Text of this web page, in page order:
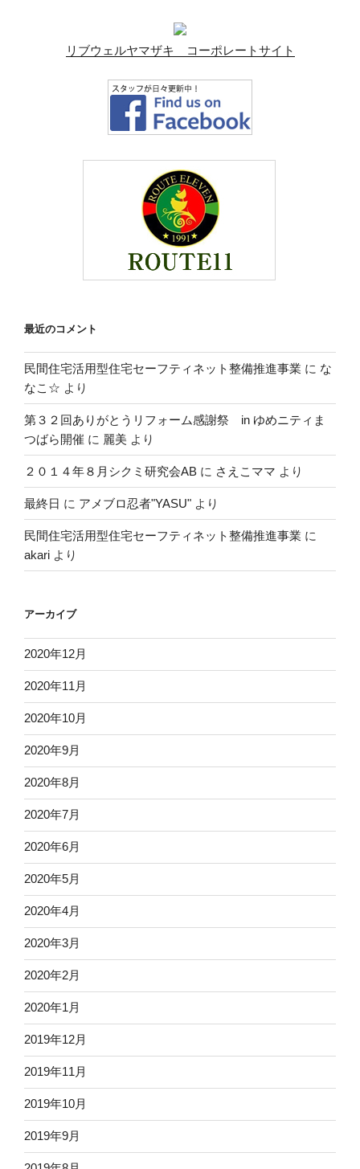
リブウェルヤマザキ コーポレートサイト
最近のコメント
民間住宅活用型住宅セーフティネット整備推進事業 に な
なこ☆ より
第３２回ありがとうリフォーム感謝祭 in ゆめニティま
つばら開催 に 麗美 より
２０１４年８月シクミ研究会AB に さえこママ より
最終日 に アメブロ忍者"YASU" より
民間住宅活用型住宅セーフティネット整備推進事業 に
akari より
アーカイブ
2020年12月
2020年11月
2020年10月
2020年9月
2020年8月
2020年7月
2020年6月
2020年5月
2020年4月
2020年3月
2020年2月
2020年1月
2019年12月
2019年11月
2019年10月
2019年9月